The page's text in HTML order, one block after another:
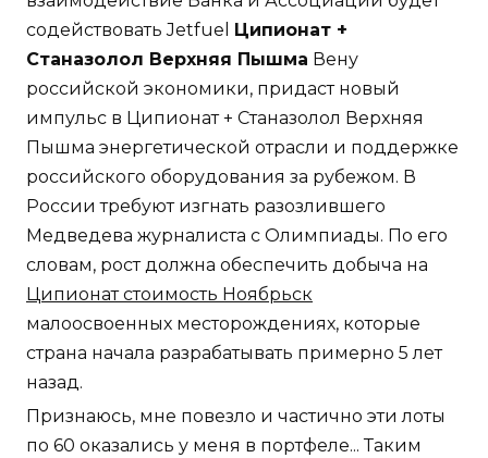
содействовать Jetfuel
Ципионат +
Станазолол Верхняя Пышма Вену
российской экономики, придаст новый
импульс в Ципионат + Станазолол Верхняя
Пышма энергетической отрасли и поддержке
российского оборудования за рубежом. В
России требуют изгнать разозлившего
Медведева журналиста с Олимпиады. По его
словам, рост должна обеспечить добыча на
Ципионат стоимость Ноябрьск
малоосвоенных месторождениях, которые
страна начала разрабатывать примерно 5 лет
назад.
Признаюсь, мне повезло и частично эти лоты
по 60 оказались у меня в портфеле... Таким